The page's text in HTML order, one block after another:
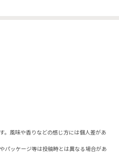
。風味や香りなどの感じ方には個人差があ
パッケージ等は投稿時とは異なる場合があ